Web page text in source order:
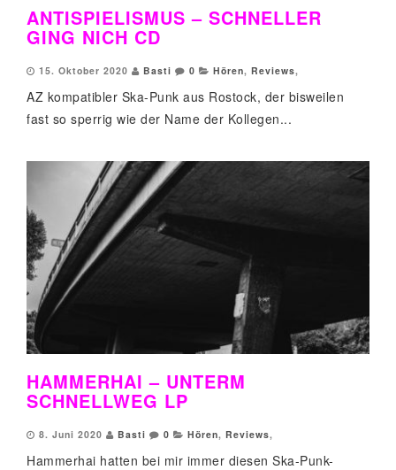
ANTISPIELISMUS – SCHNELLER
GING NICH CD
15. Oktober 2020 Basti 0 Hören, Reviews,
AZ kompatibler Ska-Punk aus Rostock, der bisweilen
fast so sperrig wie der Name der Kollegen...
HAMMERHAI – UNTERM
SCHNELLWEG LP
8. Juni 2020 Basti 0 Hören, Reviews,
Hammerhai hatten bei mir immer diesen Ska-Punk-